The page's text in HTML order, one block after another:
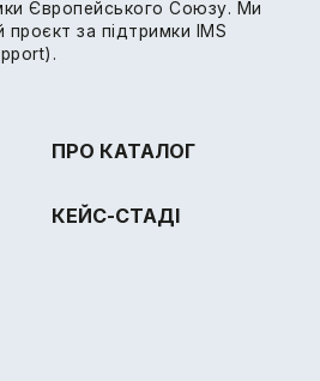
Європейського Союзу. Ми
за підтримки IMS
ПРО КАТАЛОГ
КЕЙС-СТАДІ